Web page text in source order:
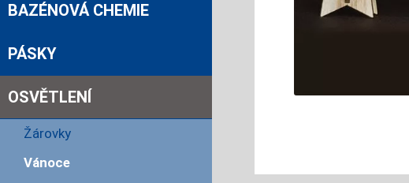
BAZÉNOVÁ CHEMIE
PÁSKY
OSVĚTLENÍ
Žárovky
Vánoce